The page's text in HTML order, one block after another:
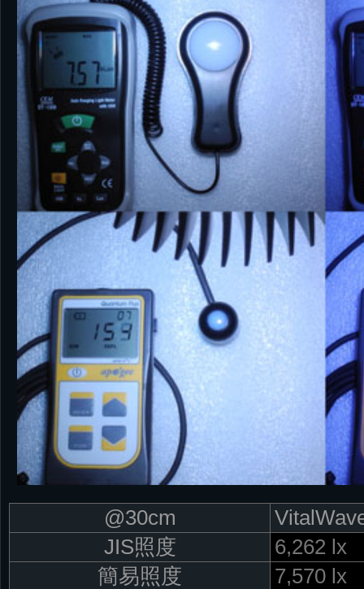
@30cm
JIS照度
6,262 lx
簡易照度
7,570 lx